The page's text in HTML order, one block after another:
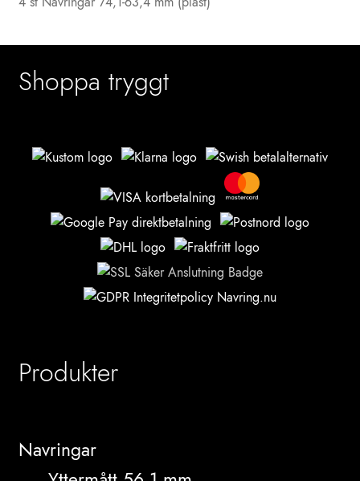
Shoppa tryggt
Produkter
Navringar